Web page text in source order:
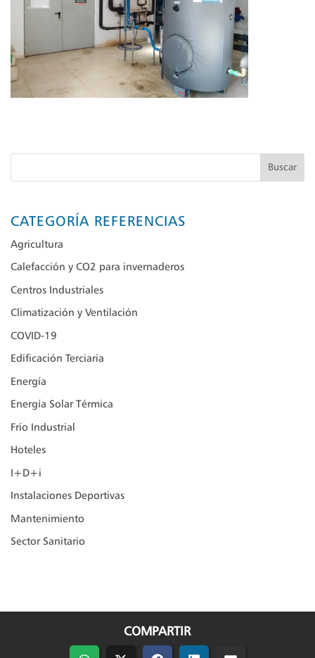
Buscar
CATEGORÍA REFERENCIAS
Agricultura
Calefacción y CO2 para invernaderos
Centros Industriales
Climatización y Ventilación
COVID-19
Edificación Terciaria
Energía
Energía Solar Térmica
Frío Industrial
Hoteles
I+D+i
Instalaciones Deportivas
Mantenimiento
Sector Sanitario
COMPARTIR